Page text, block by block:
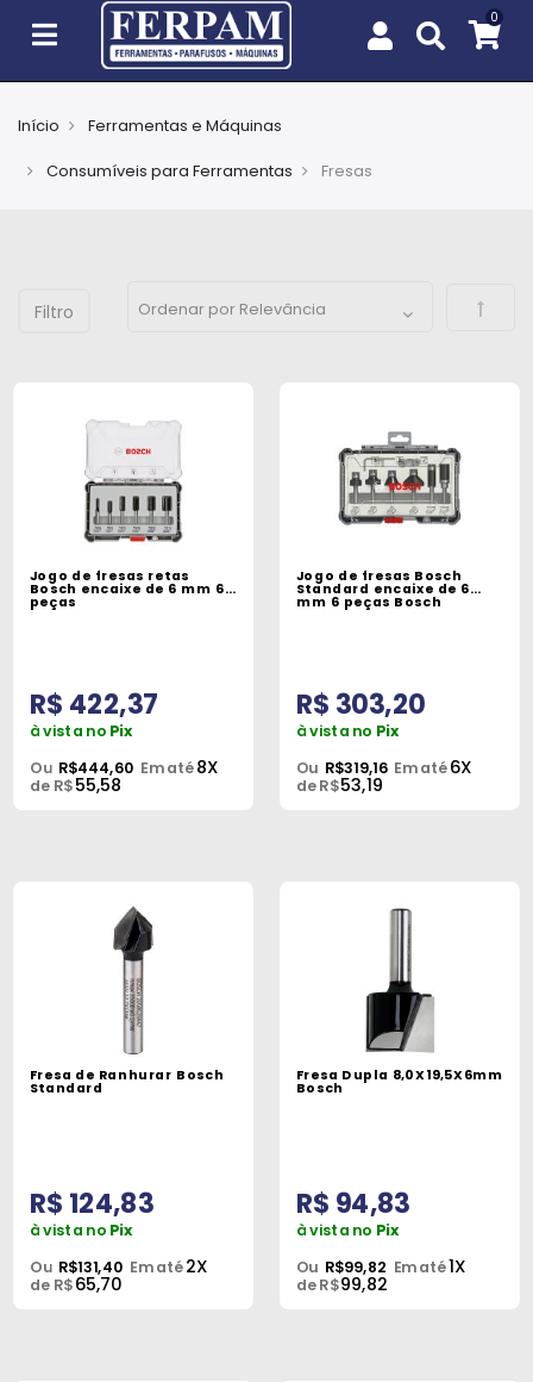
EPIs
Cobertura
Ferramentas
Máquinas
Iluminação
Construção
Materiais
Elétricos
Pneumáticos
Peças
Oficina
Mecânica
Início
Ferramentas e Máquinas
Consumíveis para Ferramentas
Fresas
Jogo de fresas retas
Bosch encaixe de 6 mm 6
peças
R$ 422,37
à vista no Pix
Ou R$444,60 Em até8X
de R$55,58
Jogo de fresas Bosch
Standard encaixe de 6
mm 6 peças Bosch
R$ 303,20
à vista no Pix
Ou R$319,16 Em até6X
de R$53,19
Fresa de Ranhurar Bosch
Standard
R$ 124,83
à vista no Pix
Ou R$131,40 Em até2X
de R$65,70
Fresa Dupla 8,0X19,5X6mm
Bosch
R$ 94,83
à vista no Pix
Ou R$99,82 Em até1X
de R$99,82